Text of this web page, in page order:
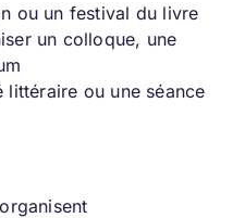
ou un festival du livre
un colloque, une
ou une séance